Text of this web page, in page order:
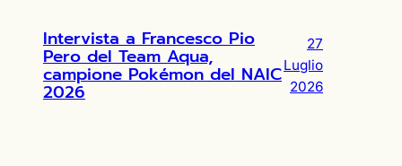
Intervista a Francesco Pio
Pero del Team Aqua,
campione Pokémon del NAIC
2026
27
Luglio
2026